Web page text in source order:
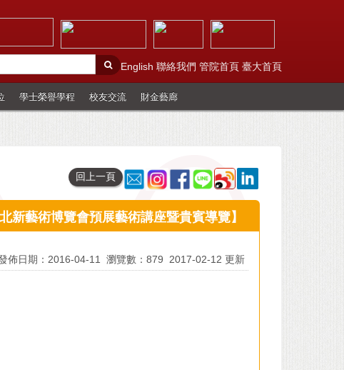
English 聯絡我們 管院首頁 臺大首頁
學士榮譽學程 校友交流 財金藝廊
回上一頁
藝術博覽會預展藝術講座暨貴賓導覽】
佈日期：2016-04-11 瀏覽數：879 2017-02-12 更新